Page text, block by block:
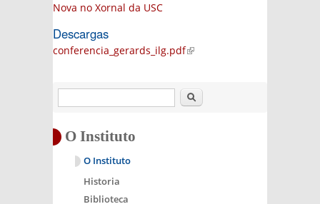
Nova no Xornal da USC
Descargas
conferencia_gerards_ilg.pdf(link is external)
Buscar
O Instituto
O Instituto
Historia
Biblioteca